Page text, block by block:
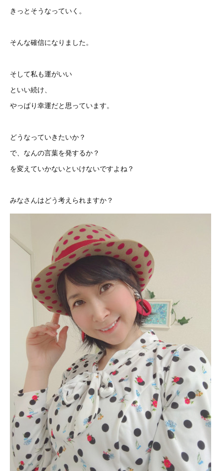
きっとそうなっていく。
そんな確信になりました。
そして私も運がいい
といい続け、
やっぱり幸運だと思っています。
どうなっていきたいか？
で、なんの言葉を発するか？
を変えていかないといけないですよね？
みなさんはどう考えられますか？